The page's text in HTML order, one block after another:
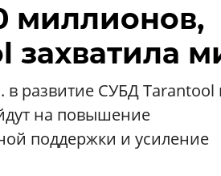
миллионов,
захватила
развитие СУБД Tarantool
на повышение
поддержки и усиление